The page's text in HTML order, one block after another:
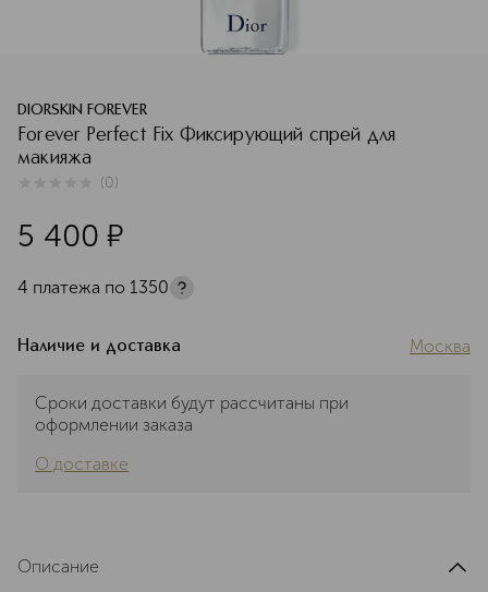
DIORSKIN FOREVER
Forever Perfect Fix Фиксирующий спрей для
макияжа
(0)
5 400 ¤
4 платежа по 1350
Наличие и доставка Москва
Сроки доставки будут рассчитаны при
оформлении заказа
О доставке
Описание